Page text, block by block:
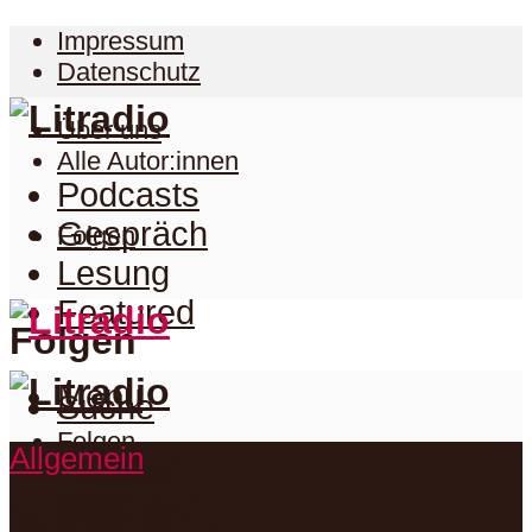
Impressum
Datenschutz
Über uns
Alle Autor:innen
Folgen
Folgen
Folgen
Facebook
Podcasts
Gespräch
Lesung
Featured
Menu
Suche
Podcasts
Allgemein